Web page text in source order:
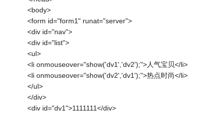
<body>
<form id="form1" runat="server">
<div id="nav">
<div id="list">
<ul>
<li onmouseover="show('dv1','dv2');">人气宝贝</li>
<li onmouseover="show('dv2','dv1');">热点时尚</li>
</ul>
</div>
<div id="dv1">1111111</div>